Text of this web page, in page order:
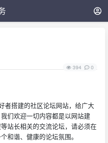
394
0
者搭建的社区论坛网站，给广大
们欢迎一切内容都是以网站建
站长相关的交流论坛，请必须在
和谐、健康的论坛氛围。